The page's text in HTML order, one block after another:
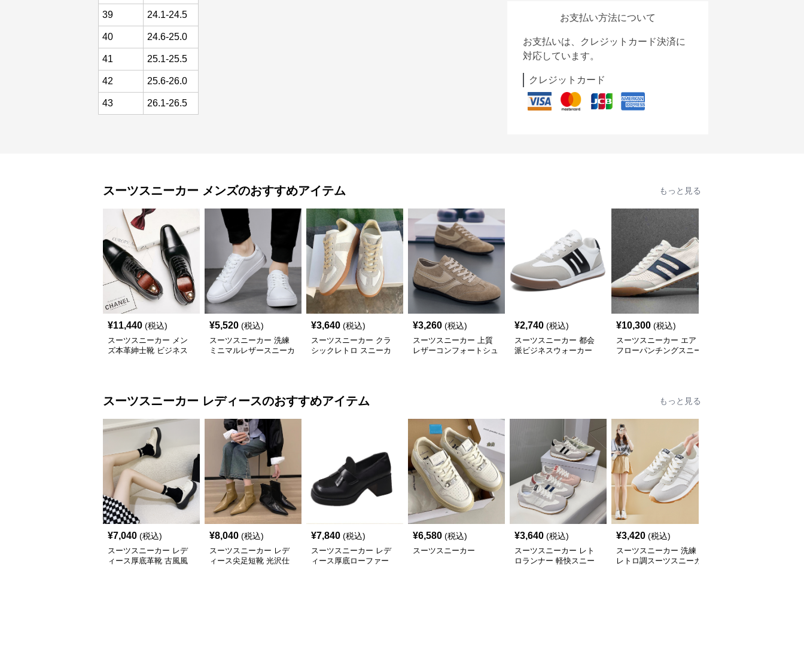
39 24.1-24.5
40 24.6-25.0
41 25.1-25.5
42 25.6-26.0
43 26.1-26.5
お支払い方法について
お支払いは、クレジットカード決済に
対応しています。
クレジットカード
スーツスニーカー メンズのおすすめアイテム もっと見る
¥11,440 (税込)
スーツスニーカー メン
ズ本革紳士靴 ビジネス
¥5,520 (税込)
スーツスニーカー 洗練
ミニマルレザースニーカ
¥3,640 (税込)
スーツスニーカー クラ
シックレトロ スニーカ
¥3,260 (税込)
スーツスニーカー 上質
レザーコンフォートシュ
¥2,740 (税込)
スーツスニーカー 都会
派ビジネスウォーカー
¥10,300 (税込)
スーツスニーカー エア
フローパンチングスニー
スーツスニーカー レディースのおすすめアイテム もっと見る
¥7,040 (税込)
スーツスニーカー レデ
ィース厚底革靴 古風風
¥8,040 (税込)
スーツスニーカー レデ
ィース尖足短靴 光沢仕
¥7,840 (税込)
スーツスニーカー レデ
ィース厚底ローファー
¥6,580 (税込)
スーツスニーカー
¥3,640 (税込)
スーツスニーカー レト
ロランナー 軽快スニー
¥3,420 (税込)
スーツスニーカー 洗練
レトロ調スーツスニーカ